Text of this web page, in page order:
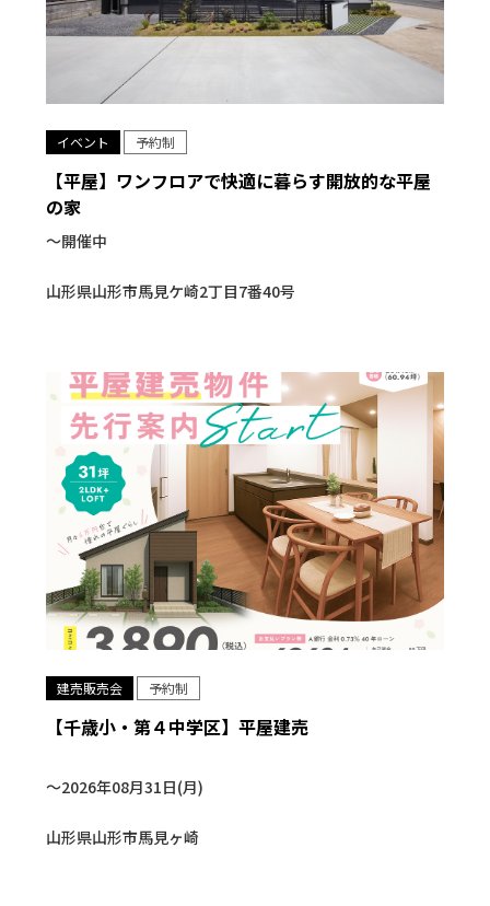
イベント 予約制
【平屋】ワンフロアで快適に暮らす開放的な平屋
の家
〜開催中
山形県山形市馬見ケ崎2丁目7番40号
建売販売会 予約制
【千歳小・第４中学区】平屋建売
〜2026年08月31日(月)
山形県山形市馬見ヶ崎